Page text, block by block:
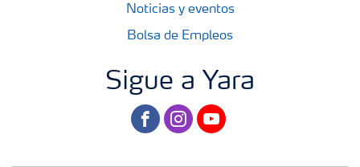
Noticias y eventos
Bolsa de Empleos
Sigue a Yara
facebookinstagram
youtube